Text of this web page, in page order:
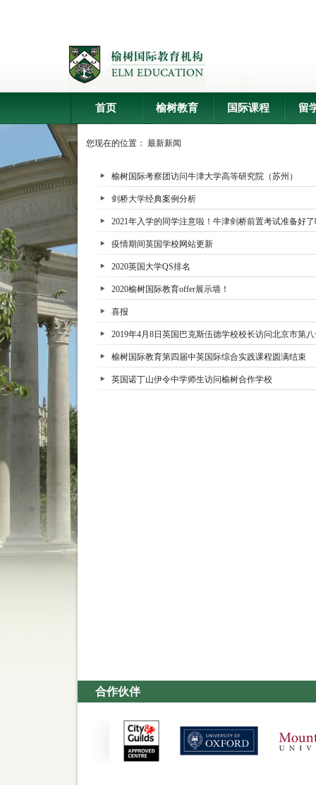
首页 榆树教育 国际课程 留
您现在的位置： 最新新闻
榆树国际考察团访问牛津大学高等研究院（苏州）
剑桥大学经典案例分析
2021年入学的同学注意啦！牛津剑桥前置考试准备好
疫情期间英国学校网站更新
2020英国大学QS排名
2020榆树国际教育offer展示墙！
喜报
2019年4月8日英国巴克斯伍德学校校长访问北京市第
榆树国际教育第四届中英国际综合实践课程圆满结束
英国诺丁山伊令中学师生访问榆树合作学校
合作伙伴